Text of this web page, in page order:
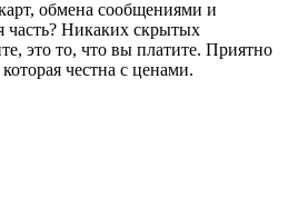
обмена сообщениями и
часть? Никаких скрытых
это то, что вы платите. Приятно
честна с ценами.